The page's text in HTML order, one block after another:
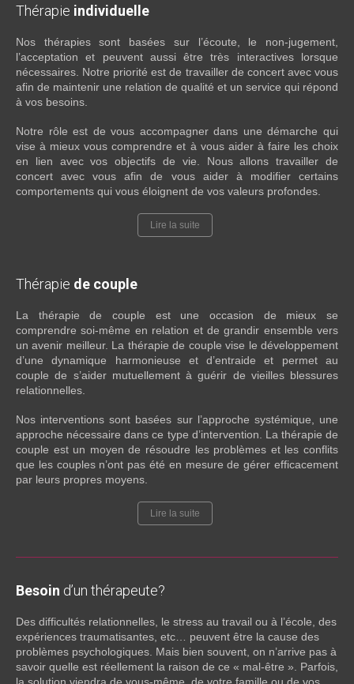
Thérapie individuelle
Nos thérapies sont basées sur l’écoute, le non-jugement,
l’acceptation et peuvent aussi être très interactives lorsque
nécessaires. Notre priorité est de travailler de concert avec vous
afin de maintenir une relation de qualité et un service qui répond
à vos besoins.
Notre rôle est de vous accompagner dans une démarche qui
vise à mieux vous comprendre et à vous aider à faire les choix
en lien avec vos objectifs de vie. Nous allons travailler de
concert avec vous afin de vous aider à modifier certains
comportements qui vous éloignent de vos valeurs profondes.
Lire la suite
Thérapie de couple
La thérapie de couple est une occasion de mieux se
comprendre soi-même en relation et de grandir ensemble vers
un avenir meilleur. La thérapie de couple vise le développement
d’une dynamique harmonieuse et d’entraide et permet au
couple de s’aider mutuellement à guérir de vieilles blessures
relationnelles.
Nos interventions sont basées sur l’approche systémique, une
approche nécessaire dans ce type d’intervention. La thérapie de
couple est un moyen de résoudre les problèmes et les conflits
que les couples n’ont pas été en mesure de gérer efficacement
par leurs propres moyens.
Lire la suite
Besoin d’un thérapeute?
Des difficultés relationnelles, le stress au travail ou à l’école, des
expériences traumatisantes, etc… peuvent être la cause des
problèmes psychologiques. Mais bien souvent, on n’arrive pas à
savoir quelle est réellement la raison de ce « mal-être ». Parfois,
la solution viendra de vous-même, de votre famille ou de vos